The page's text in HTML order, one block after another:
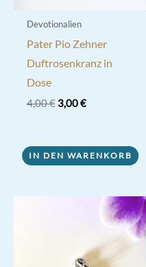
Devotionalien
Pater Pio Zehner
Duftrosenkranz in
Dose
4,00€ Ursprünglicher
3,00€Aktueller
IN DEN WARENKORB